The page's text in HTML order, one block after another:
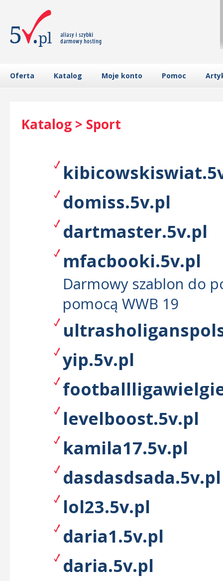
Oferta Katalog Moje konto Pomoc
Katalog > Sport
domiss.5v.pl
dartmaster.5v.pl
mfacbooki.5v.pl
Darmowy szablon do
pomocą WWB 19
yip.5v.pl
levelboost.5v.pl
kamila17.5v.pl
dasdasdsada.5v.pl
lol23.5v.pl
daria1.5v.pl
daria.5v.pl